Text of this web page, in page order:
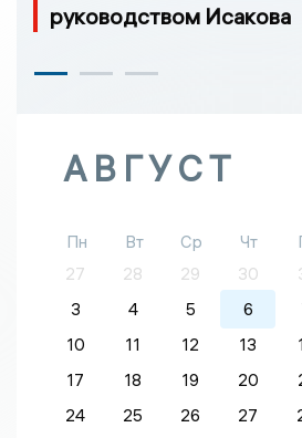
руководством Исакова
АВГУСТ
Пн Вт Ср Чт
27
28 29 30
3
4 5 6
10
11 12 13
17
18 19 20
24
25 26 27